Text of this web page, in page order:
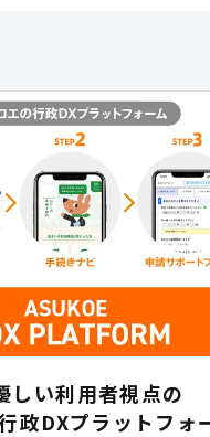
しい利用者視点の
政DXプラットフォ